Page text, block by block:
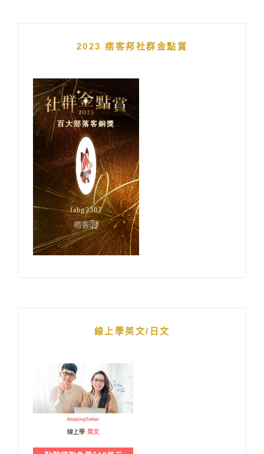
2023 痞客邦社群金點賞
線上學英文/日文
線上學 英文